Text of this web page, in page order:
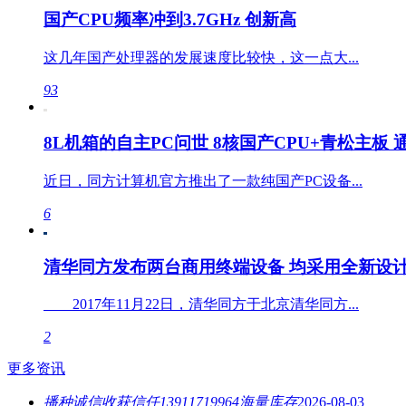
国产CPU频率冲到3.7GHz 创新高
这几年国产处理器的发展速度比较快，这一点大...
93
8L机箱的自主PC问世 8核国产CPU+青松主板
近日，同方计算机官方推出了一款纯国产PC设备...
6
清华同方发布两台商用终端设备 均采用全新设
2017年11月22日，清华同方于北京清华同方...
2
更多资讯
播种诚信收获信任13911719964海量库存2026-08-03